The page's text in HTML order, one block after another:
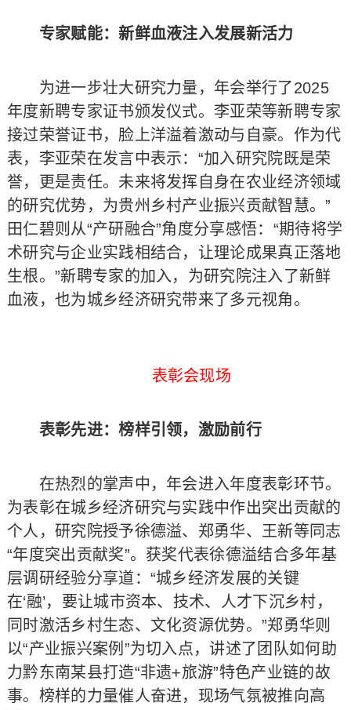
专家赋能：新鲜血液注入发展新活力
为进一步壮大研究力量，年会举行了2025
年度新聘专家证书颁发仪式。李亚荣等新聘专家
接过荣誉证书，脸上洋溢着激动与自豪。作为代
表，李亚荣在发言中表示：“加入研究院既是荣
誉，更是责任。未来将发挥自身在农业经济领域
的研究优势，为贵州乡村产业振兴贡献智慧。”
田仁碧则从“产研融合”角度分享感悟：“期待将学
术研究与企业实践相结合，让理论成果真正落地
生根。”新聘专家的加入，为研究院注入了新鲜
血液，也为城乡经济研究带来了多元视角。
表彰会现场
表彰先进：榜样引领，激励前行
在热烈的掌声中，年会进入年度表彰环节。
为表彰在城乡经济研究与实践中作出突出贡献的
个人，研究院授予徐德溢、郑勇华、王新等同志
“年度突出贡献奖”。获奖代表徐德溢结合多年基
层调研经验分享道：“城乡经济发展的关键
在‘融’，要让城市资本、技术、人才下沉乡村，
同时激活乡村生态、文化资源优势。”郑勇华则
以“产业振兴案例”为切入点，讲述了团队如何助
力黔东南某县打造“非遗+旅游”特色产业链的故
事。榜样的力量催人奋进，现场气氛被推向高